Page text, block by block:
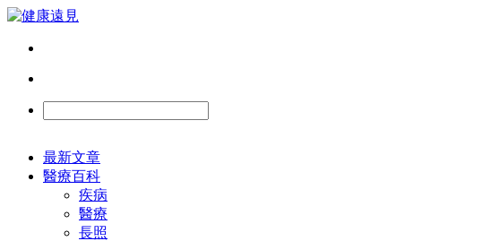
最新文章
醫療百科
疾病
醫療
長照